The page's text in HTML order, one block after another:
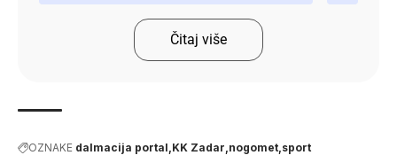
Čitaj više
OZNAKE dalmacija portal KK Zadar nogomet sport